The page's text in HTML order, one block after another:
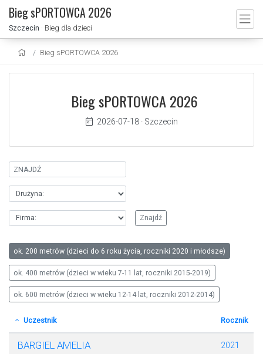
Bieg sPORTOWCA 2026
Szczecin · Bieg dla dzieci
Bieg sPORTOWCA 2026
Bieg sPORTOWCA 2026
2026-07-18· Szczecin
ok. 200 metrów (dzieci do 6 roku życia, roczniki 2020 i młodsze)
ok. 400 metrów (dzieci w wieku 7-11 lat, roczniki 2015-2019)
ok. 600 metrów (dzieci w wieku 12-14 lat, roczniki 2012-2014)
Uczestnik Rocznik
BARGIEL AMELIA 2021